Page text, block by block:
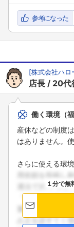
参考になった
[株式会社ハロ
店長 20代
働く環境（
産休などの制度
はありません。
さらに使える環
１分で無